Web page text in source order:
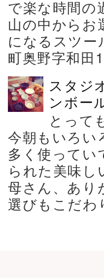
で楽な時間の
山の中から
になるスツー
町奥野字和
スタジ
ンボー
とって
今朝もいろい
多く使ってい
られた美味
母さん、あり
選びもこだ